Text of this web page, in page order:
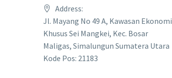
Address:
Jl. Mayang No 49 A, Kawasan Ekonomi
Khusus Sei Mangkei, Kec. Bosar
Maligas, Simalungun Sumatera Utara
Kode Pos: 21183